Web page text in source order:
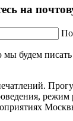
на
мы будем
режим